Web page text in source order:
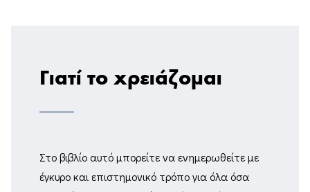
Γιατί το χρειάζομαι
Στο βιβλίο αυτό μπορείτε να ενημερωθείτε με
έγκυρο και επιστημονικό τρόπο για όλα όσα